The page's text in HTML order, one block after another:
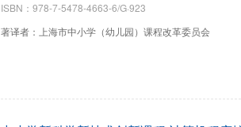
ISBN：978-7-5478-4663-6/G·923
著译者：上海市中小学（幼儿园）课程改革委员会